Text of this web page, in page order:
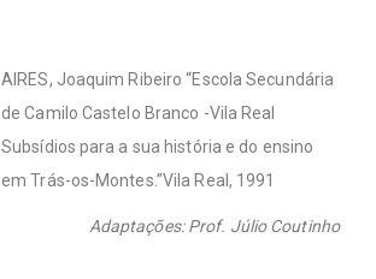
AIRES, Joaquim Ribeiro “Escola Secundária
de Camilo Castelo Branco -Vila Real
Subsídios para a sua história e do ensino
em Trás-os-Montes.”Vila Real, 1991
Adaptações: Prof. Júlio Coutinho